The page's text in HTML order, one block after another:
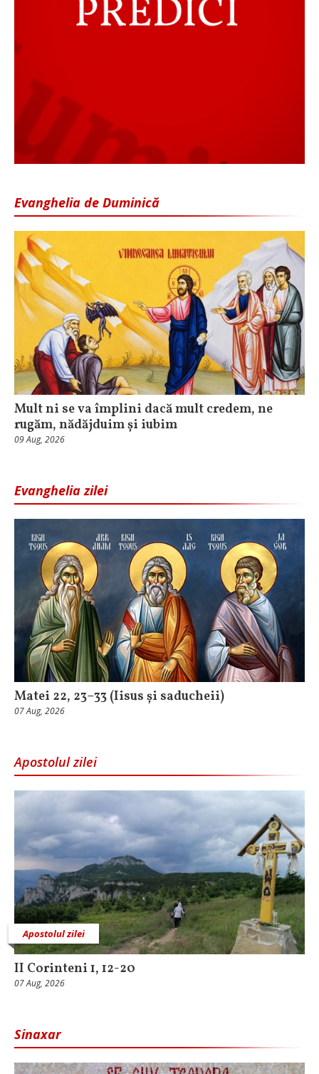
Evanghelia de Duminică
Mult ni se va împlini dacă mult credem, ne
rugăm, nădăjduim și iubim
09 Aug, 2026
Evanghelia zilei
Matei 22, 23–33 (Iisus și saducheii)
07 Aug, 2026
Apostolul zilei
Apostolul zilei
II Corinteni 1, 12-20
07 Aug, 2026
Sinaxar